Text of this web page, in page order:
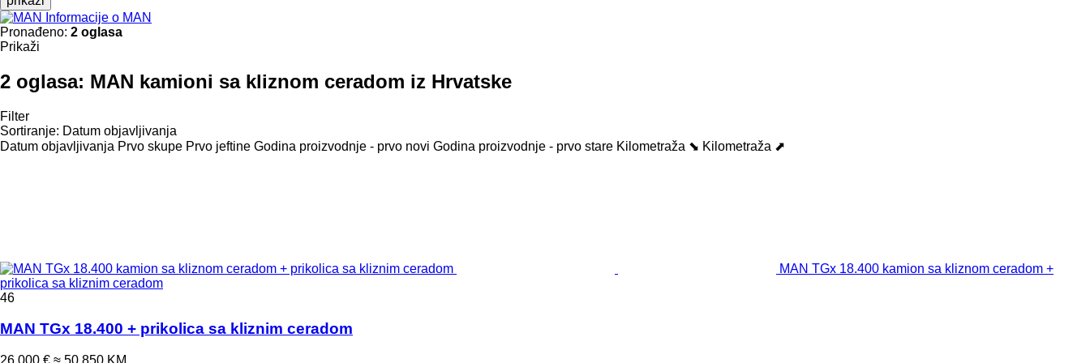
Informacije o MAN
Pronađeno: 2 oglasa
Prikaži
2 oglasa: MAN kamioni sa kliznom ceradom iz Hrvatske
Filter
Sortiranje: Datum objavljivanja
Datum objavljivanja Prvo skupe Prvo jeftine Godina proizvodnje - prvo novi Godina proizvodnje - prvo stare Kilometraža ⬊ Kilometraža ⬈
MAN TGx 18.400 kamion sa kliznom ceradom +
prikolica sa kliznim ceradom
46
MAN TGx 18.400 + prikolica sa kliznim ceradom